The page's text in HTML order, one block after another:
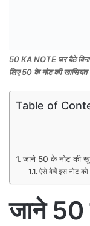
50 KA NOTE घर बैठे
लिए 50 के नोट की खासियत
Table of
जाने 50 के नोट की
ऐसे बेचें इस नोट को
जाने 50